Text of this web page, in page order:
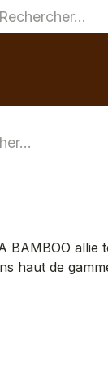
BAMBOO allie
haut de